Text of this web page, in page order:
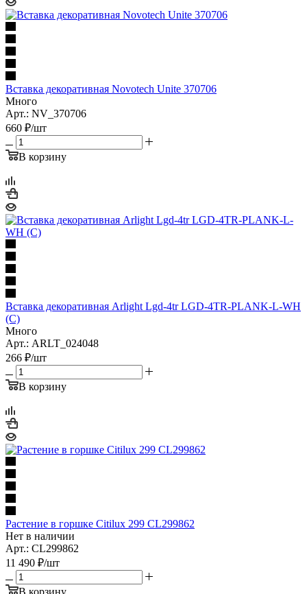
Вставка декоративная Novotech Unite 370706
Много
Арт.: NV_370706
660 ₽/шт
В корзину
Вставка декоративная Arlight Lgd-4tr LGD-4TR-PLANK-L-WH
(C)
Много
Арт.: ARLT_024048
266 ₽/шт
В корзину
Растение в горшке Citilux 299 CL299862
Нет в наличии
Арт.: CL299862
11 490 ₽/шт
В корзину